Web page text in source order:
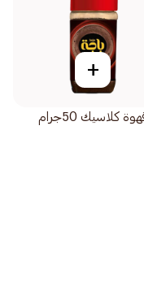
+
كلاسيك 50جرام